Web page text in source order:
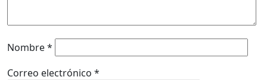
Nombre*
Correo electrónico *